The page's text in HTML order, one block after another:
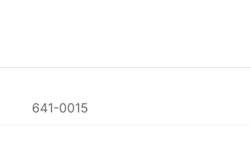
641-0015